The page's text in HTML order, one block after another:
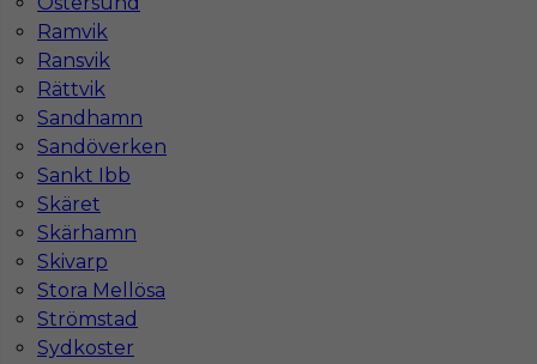
Ramvik
Ransvik
Rättvik
Sandhamn
Sandöverken
Sankt Ibb
Skäret
Skärhamn
Skivarp
Stora Mellösa
Strömstad
Sydkoster
Praca za granicą - Kelner / Kelnerka
Kategoria Gastronomia
Lokalizacja Laisvall